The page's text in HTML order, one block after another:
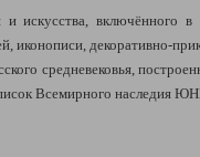
и искусства,
иконописи, декоративно-
средневековья,
Всемирного наследия